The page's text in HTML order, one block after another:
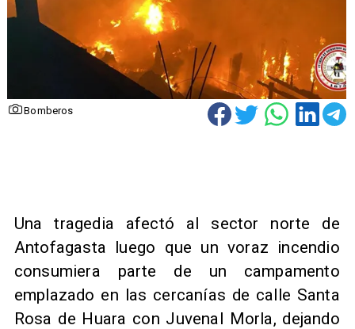
Bomberos
Una tragedia afectó al sector norte de
Antofagasta luego que un voraz incendio
consumiera parte de un campamento
emplazado en las cercanías de calle Santa
Rosa de Huara con Juvenal Morla, dejando